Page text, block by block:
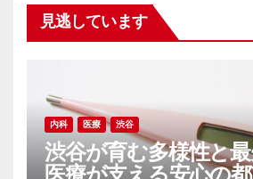
見逃しています
内科 医療 渋谷
渋谷が育む多様性と